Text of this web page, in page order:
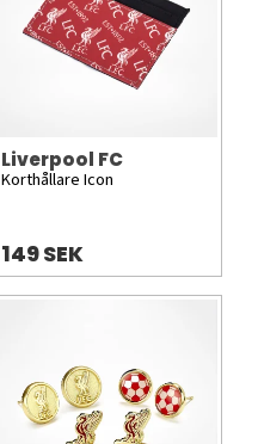
Liverpool FC
Korthållare Icon
149 SEK